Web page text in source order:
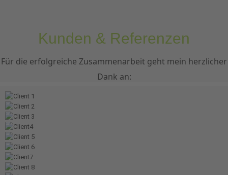
Kunden & Referenzen
Für die erfolgreiche Zusammenarbeit geht mein herzlicher
Dank an: